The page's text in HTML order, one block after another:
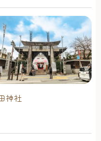
神社